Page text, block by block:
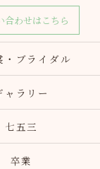
合わせはこちら
・ブライダル
ャラリー
七五三
卒業